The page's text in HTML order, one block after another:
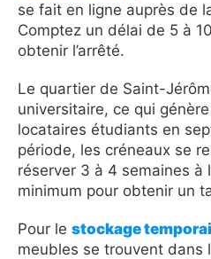
se fait en ligne auprès de
Comptez un délai de 5 à
obtenir l’arrêté.
Le quartier de Saint-
universitaire, ce qui
locataires étudiants en
période, les créneaux se
réserver 3 à 4 semaines à
minimum pour obtenir un
Pour le stockage
meubles se trouvent dans